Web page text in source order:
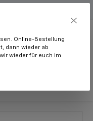
Online-Bestellung
dann wieder ab
wieder für euch im